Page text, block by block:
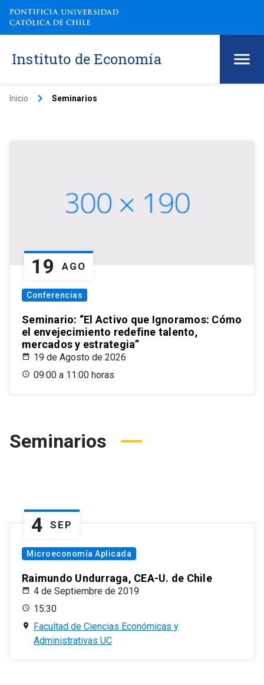
Instituto de Economía
Inicio keyboard_arrow_right Seminarios
19 AGO
Conferencias
Seminario: “El Activo que Ignoramos: Cómo
el envejecimiento redefine talento,
mercados y estrategia”
19 de Agosto de 2026
09:00 a 11:00 horas
Seminarios
4 SEP
Microeconomía Aplicada
Raimundo Undurraga, CEA-U. de Chile
4 de Septiembre de 2019
15:30
Facultad de Ciencias Económicas y
Administrativas UC